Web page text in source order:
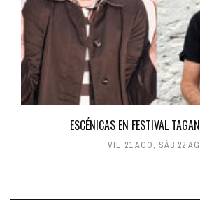
ESCÉNICAS EN FESTIVAL
VIE 21 AGO, SÁB 22